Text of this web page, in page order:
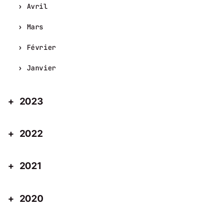
Avril
Mars
Février
Janvier
2023
2022
2021
2020